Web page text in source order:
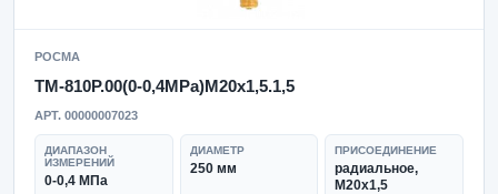
РОСМА
ТМ-810Р.00(0-0,4MPa)M20x1,5.1,5
АРТ. 00000007023
ДИАПАЗОН
ИЗМЕРЕНИЙ
0-0,4 МПа
ДИАМЕТР
250 мм
ПРИСОЕДИНЕНИЕ
радиальное,
M20x1,5